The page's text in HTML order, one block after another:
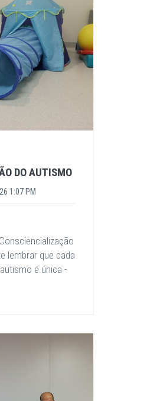
DO AUTISMO
1:07 PM
lembrar que cada
é única -